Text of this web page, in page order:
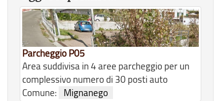
Parcheggio P05
Area suddivisa in 4 aree parcheggio per un
complessivo numero di 30 posti auto
Comune:
Mignanego